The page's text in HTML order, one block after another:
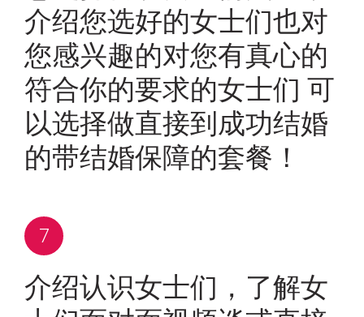
介绍您选好的女士们也对
您感兴趣的对您有真心的
符合你的要求的女士们 可
以选择做直接到成功结婚
的带结婚保障的套餐！
介绍认识女士们，了解女